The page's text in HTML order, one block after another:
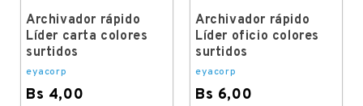
Archivador rápido
Líder carta colores
surtidos
eyacorp
Bs 4,00
Archivador rápido
Líder oficio colores
surtidos
eyacorp
Bs 6,00